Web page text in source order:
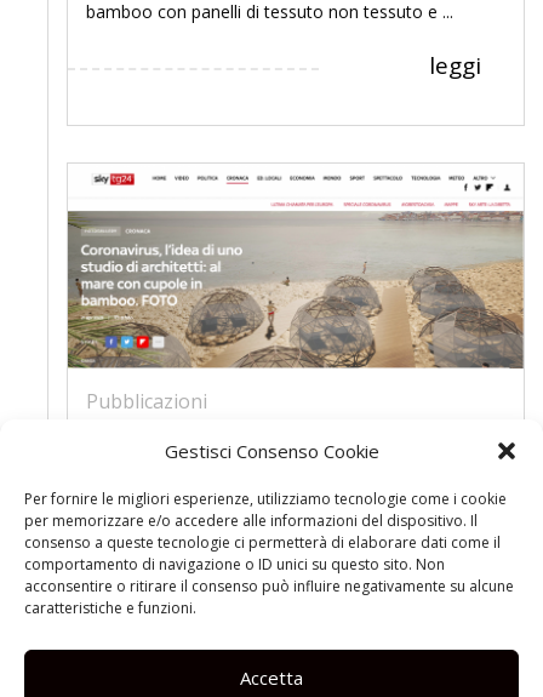
Gestisci Consenso Cookie
Per fornire le migliori esperienze, utilizziamo tecnologie come i cookie
per memorizzare e/o accedere alle informazioni del dispositivo. Il
consenso a queste tecnologie ci permetterà di elaborare dati come il
comportamento di navigazione o ID unici su questo sito. Non
acconsentire o ritirare il consenso può influire negativamente su alcune
caratteristiche e funzioni.
Accetta
bamboo con panelli di tessuto non tessuto e ...
leggi
Pubblicazioni
architetti: al mare con cupole in
bamboo. SKYTG24 21.04.2020
In vista dell’estate, si cercano soluzioni che
consentano di andare in spiaggia ma mantenendo un
certo distanziamento sociale. Dopo la proposta delle
cabine in plexiglass, ora un team di architetti romani